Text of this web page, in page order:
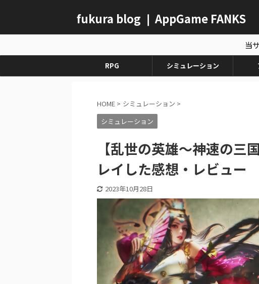
fukura blog ❘ AppGame FANKS
当
RPG シミュレーション
HOME > シミュレーション >
シミュレーション
【乱世の英雄～神速の三
レイした感想・レビュー
2023年10月28日